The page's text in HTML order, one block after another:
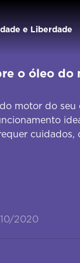
e Liberdade
o óleo do
motor do
2020